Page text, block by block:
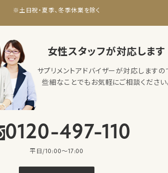
※土日祝・夏季、冬季休業を除く
女性スタッフが対応します
サプリメントアドバイザーが対応しますの
些細なことでもお気軽にご相談ください
0120-497-110
平日/10:00〜17:00